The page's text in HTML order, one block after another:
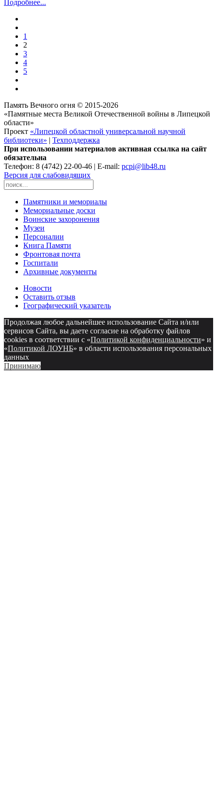
Подробнее...
1
2
3
4
5
Память Вечного огня © 2015-2026
«Памятные места Великой Отечественной войны в Липецкой
области»
Проект «Липецкой областной универсальной научной
библиотеки» | Техподдержка
При использовании материалов активная ссылка на сайт
обязательна
Телефон: 8 (4742) 22-00-46 | E-mail: pcpi@lib48.ru
Версия для слабовидящих
Памятники и мемориалы
Мемориальные доски
Воинские захоронения
Музеи
Персоналии
Книга Памяти
Фронтовая почта
Госпитали
Архивные документы
Новости
Оставить отзыв
Географический указатель
Продолжая любое дальнейшее использование Сайта и/или
сервисов Сайта, вы даете согласие на обработку файлов
cookies в соответствии с «Политикой конфиденциальности» и
«Политикой ЛОУНБ» в области использования персональных
данных
Принимаю